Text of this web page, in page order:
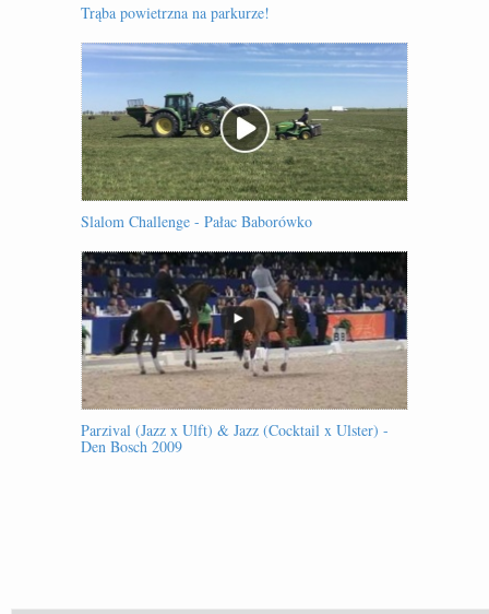
Trąba powietrzna na parkurze!
Slalom Challenge - Pałac Baborówko
Parzival (Jazz x Ulft) & Jazz (Cocktail x Ulster) -
Den Bosch 2009